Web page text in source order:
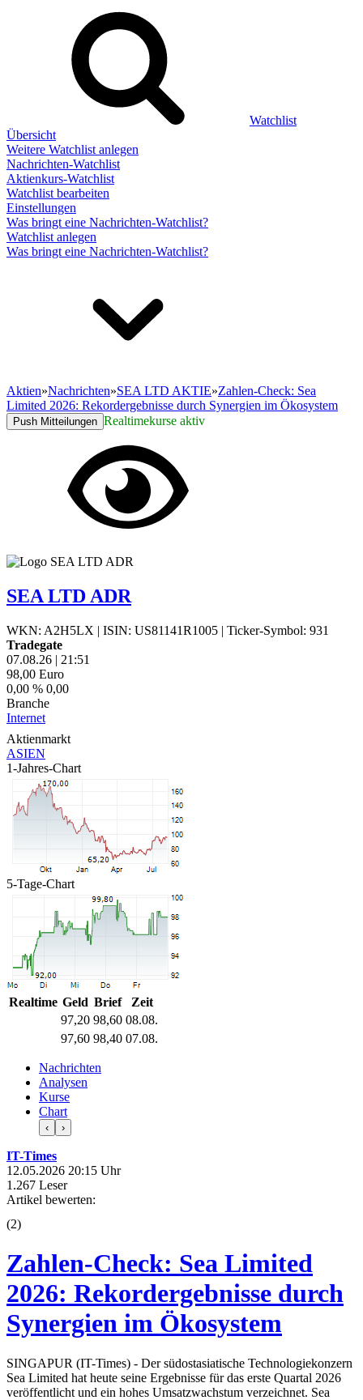
Watchlist
Übersicht
Weitere Watchlist anlegen
Nachrichten-Watchlist
Aktienkurs-Watchlist
Watchlist bearbeiten
Einstellungen
Was bringt eine Nachrichten-Watchlist?
Watchlist anlegen
Was bringt eine Nachrichten-Watchlist?
Aktien»Nachrichten»SEA LTD AKTIE»Zahlen-Check: Sea
Limited 2026: Rekordergebnisse durch Synergien im Ökosystem
Push Mitteilungen Realtimekurse aktiv
SEA LTD ADR
WKN: A2H5LX | ISIN: US81141R1005 | Ticker-Symbol: 931
Tradegate
07.08.26 | 21:51
98,00 Euro
0,00 % 0,00
Branche
Internet
Aktienmarkt
ASIEN
1-Jahres-Chart
5-Tage-Chart
Realtime Geld Brief
Zeit
97,20 98,60 08.08.
97,60 98,40 07.08.
Nachrichten
Analysen
Kurse
Chart
‹ ›
IT-Times
12.05.2026 20:15 Uhr
1.267 Leser
Artikel bewerten:
(2)
Zahlen-Check: Sea Limited
2026: Rekordergebnisse durch
Synergien im Ökosystem
SINGAPUR (IT-Times) - Der südostasiatische Technologiekonzern
Sea Limited hat heute seine Ergebnisse für das erste Quartal 2026
veröffentlicht und ein hohes Umsatzwachstum verzeichnet. Sea